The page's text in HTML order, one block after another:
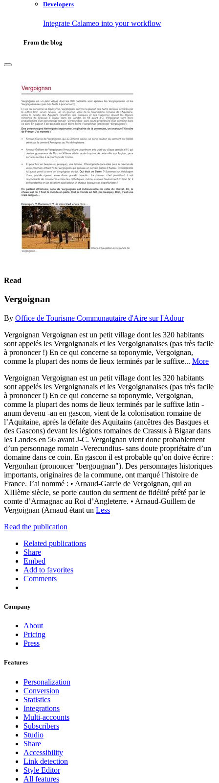
Developers
Integrate Calameo into your workflow
From the blog
Read
Vergoignan
By Office de Tourisme Communautaire d'Aire sur l'Adour
Vergoignan Vergoignan est un petit village dont les 320 habitants
sont appelés les Vergoignanais et les Vergoignanaises (pas très facile
à prononcer !) En ce qui concerne sa toponymie, Vergoignan,
comme la plupart des noms de lieux terminés par le suffixe... More
Vergoignan Vergoignan est un petit village dont les 320 habitants
sont appelés les Vergoignanais et les Vergoignanaises (pas très facile
à prononcer !) En ce qui concerne sa toponymie, Vergoignan,
comme la plupart des noms de lieux terminés par le suffixe latin -
anum devenu -an en gascon, vient de la colonisation romaine de
l’Aquitaine, après la défaite des Aquitains (ancêtres des Basques et
des Gascons) devant les légions romaines de Crassus à Bigaar dans
les Landes en 56 avant J-C. Vergoignan vient donc probablement
d’un personnage romain -Verecundius- sans doute propriétaire d’un
domaine dans ce coin. En gascon il est probable qu’on doive écrire :
Vergonhan (prononcer "bergougnan"). Des personnages historiques
importants, originaires de la commune, ont marqué l’histoire de
France. J’ai nommé : • Arnaud-Garcie de Vergoignan, qui au
XIIIème siècle, se porte caution du serment de fidélité prêté par le
comte d’Armagnac au Roi d’Angleterre. • Arnaud-Guillem de
Vergoignan (Arnaud étant un Less
Read the publication
Related publications
Share
Embed
Add to favorites
Comments
Company
About
Pricing
Press
Features
Personalization
Conversion
Statistics
Integrations
Multi-accounts
Subscribers
Studio
Share
Accessibility
Link detection
Style Editor
All features